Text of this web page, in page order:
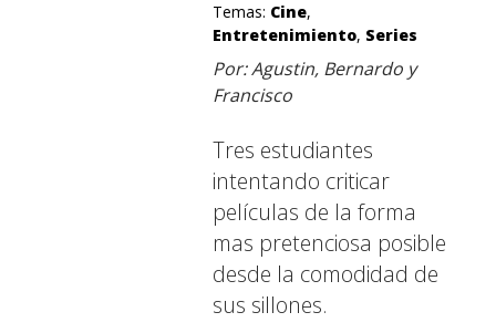
Temas: Cine,
Entretenimiento, Series
Por: Agustin, Bernardo y
Francisco
Tres estudiantes
intentando criticar
películas de la forma
mas pretenciosa posible
desde la comodidad de
sus sillones.